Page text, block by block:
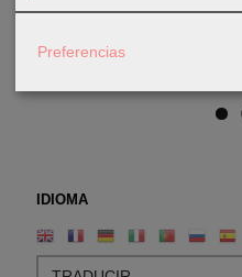
IDIOMA
Pulseras
Preferencias